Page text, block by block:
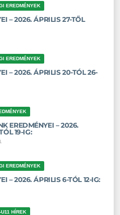
EREDMÉNYEK
– 2026. ÁPRILIS 27-TŐL
EREDMÉNYEK
– 2026. ÁPRILIS 20-TÓL 26-
EREDMÉNYEI – 2026.
19-IG:
EREDMÉNYEK
– 2026. ÁPRILIS 6-TÓL 12-IG:
U11 HÍREK